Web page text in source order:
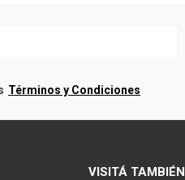
Términos y Condiciones
VISITÁ TAMBIÉN